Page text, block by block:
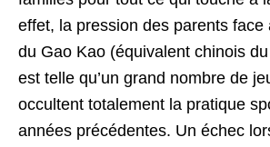
effet, la pression des parents face
du Gao Kao (équivalent chinois
est telle qu’un grand nombre de
occultent totalement la pratique
années précédentes. Un échec